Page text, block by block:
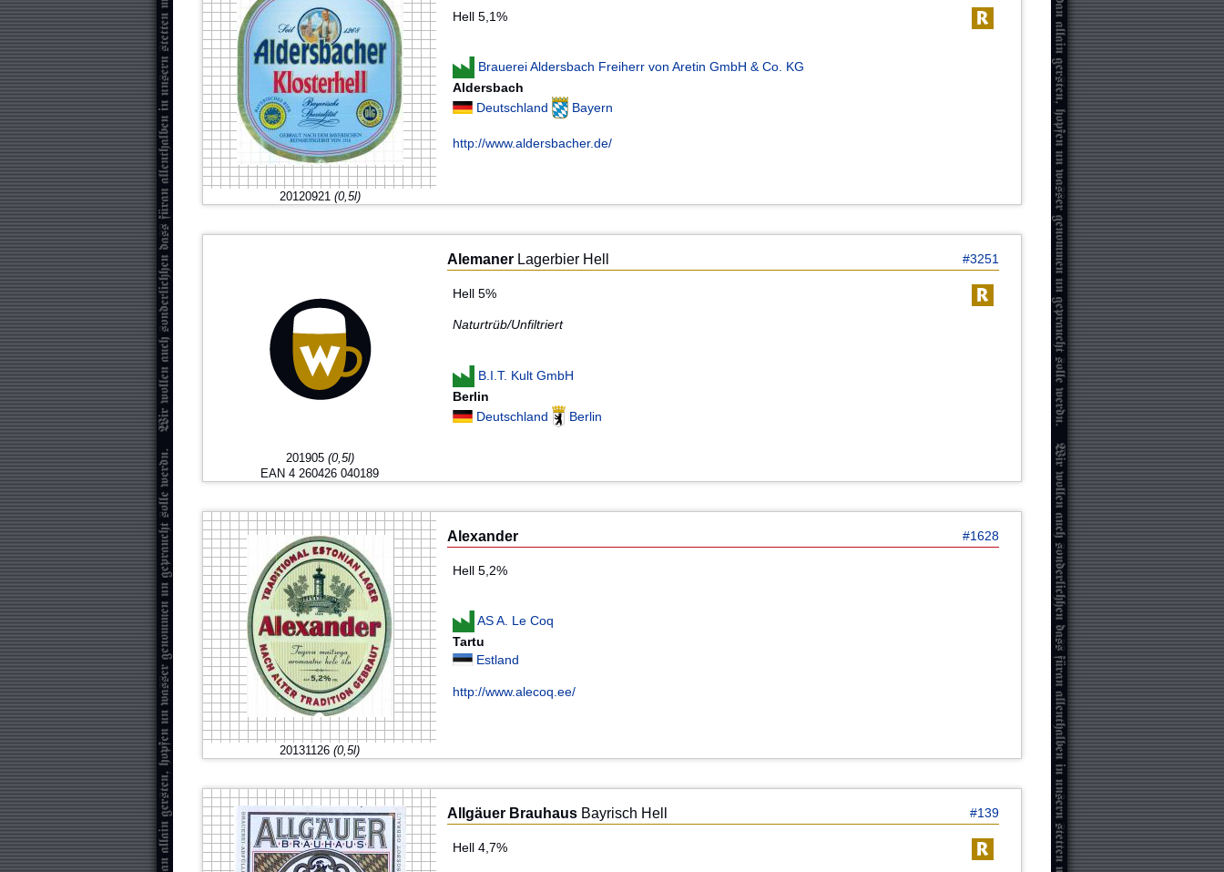
20120921 (0,5l)
Hell 5,1%
Brauerei Aldersbach Freiherr von Aretin GmbH & Co. KG
Aldersbach
Deutschland
Bayern
http://www.aldersbacher.de/
201905 (0,5l)
EAN 4 260426 040189
Alemaner Lagerbier Hell #3251
Hell 5%
Naturtrüb/Unfiltriert
B.I.T. Kult GmbH
Berlin
Deutschland
Berlin
20131126 (0,5l)
Alexander #1628
Hell 5,2%
AS A. Le Coq
Tartu
Estland
http://www.alecoq.ee/
Allgäuer Brauhaus Bayrisch Hell #139
Hell 4,7%